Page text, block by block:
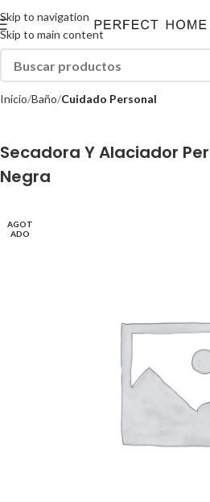
Skip to navigation
Skip to main content
Inicio Baño Cuidado Personal
Secadora Y Alaciador
Negra
AGOT
ADO